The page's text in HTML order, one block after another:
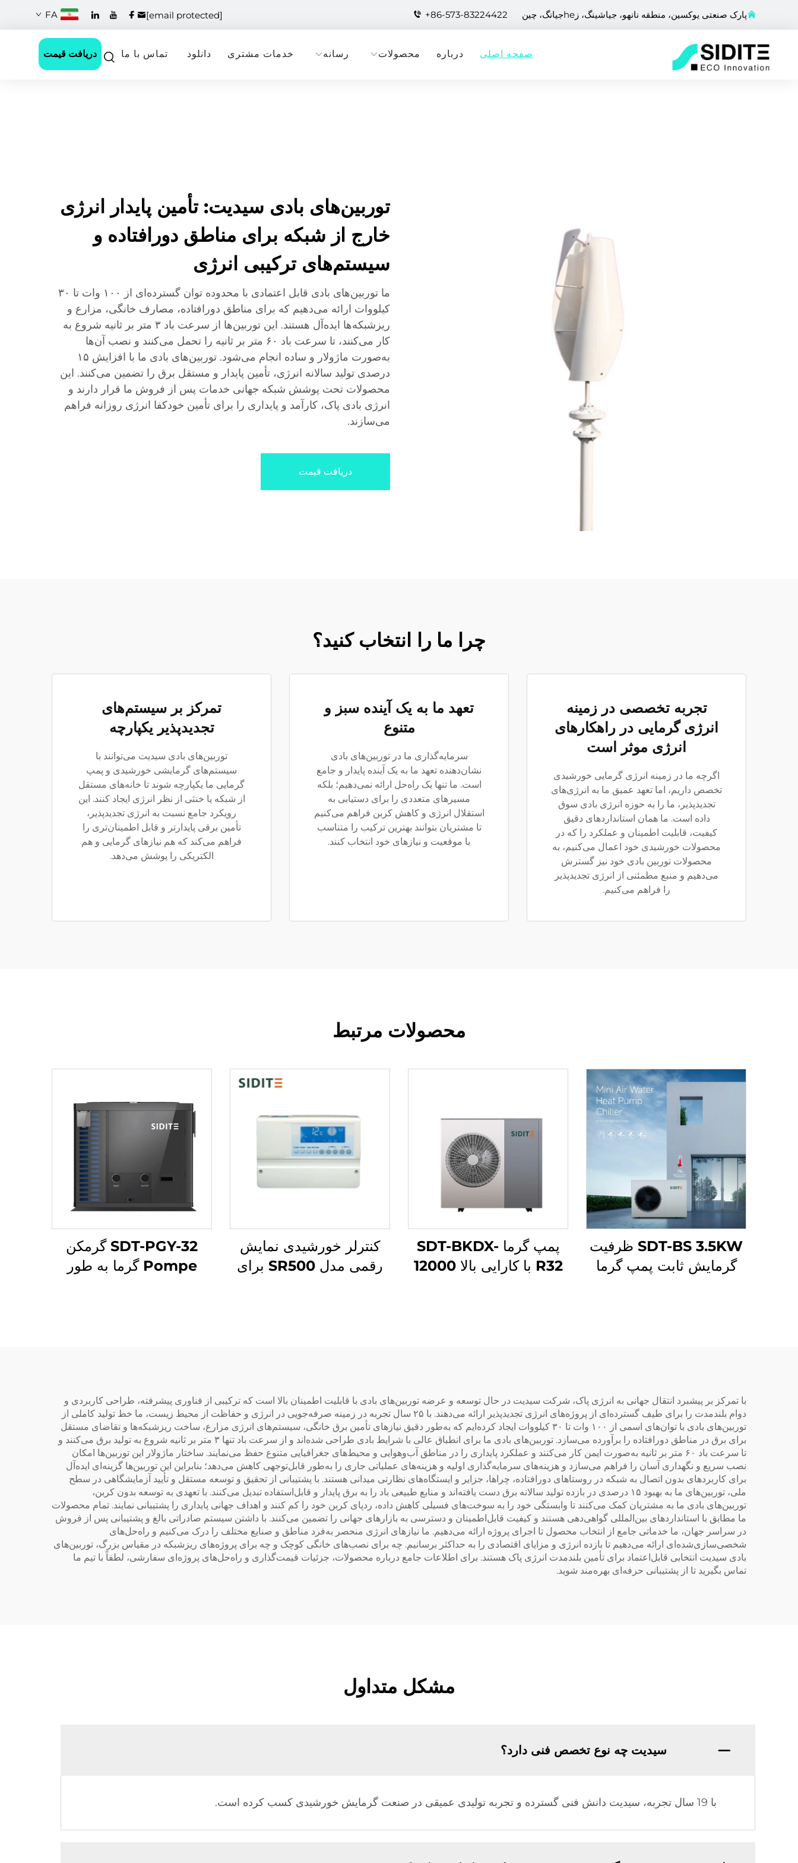
پارک صنعتی یوکسین، منطقه نانهو، جیاشینگ، زheجیانگ، چین +86-573-83224422
[email protected]
FA
صفحه اصلی درباره محصولات رسانه خدمات مشتری دانلود تماس با ما دریافت قیمت
توربین‌های بادی سیدیت: تأمین پایدار انرژی
خارج از شبکه برای مناطق دورافتاده و
سیستم‌های ترکیبی انرژی
ما توربین‌های بادی قابل اعتمادی با محدوده توان گسترده‌ای از ۱۰۰ وات تا ۳۰
کیلووات ارائه می‌دهیم که برای مناطق دورافتاده، مصارف خانگی، مزارع و
ریزشبکه‌ها ایده‌آل هستند. این توربین‌ها از سرعت باد ۳ متر بر ثانیه شروع به
کار می‌کنند، تا سرعت باد ۶۰ متر بر ثانیه را تحمل می‌کنند و نصب آن‌ها
به‌صورت ماژولار و ساده انجام می‌شود. توربین‌های بادی ما با افزایش ۱۵
درصدی تولید سالانه انرژی، تأمین پایدار و مستقل برق را تضمین می‌کنند. این
محصولات تحت پوشش شبکه جهانی خدمات پس از فروش ما قرار دارند و
انرژی بادی پاک، کارآمد و پایداری را برای تأمین خودکفا انرژی روزانه فراهم
می‌سازند.
دریافت قیمت
چرا ما را انتخاب کنید؟
تجربه تخصصی در زمینه
انرژی گرمایی در راهکارهای
انرژی موثر است
اگرچه ما در زمینه انرژی گرمایی خورشیدی
تخصص داریم، اما تعهد عمیق ما به انرژی‌های
تجدیدپذیر، ما را به حوزه انرژی بادی سوق
داده است. ما همان استانداردهای دقیق
کیفیت، قابلیت اطمینان و عملکرد را که در
محصولات خورشیدی خود اعمال می‌کنیم، به
محصولات توربین بادی خود نیز گسترش
می‌دهیم و منبع مطمئنی از انرژی تجدیدپذیر
را فراهم می‌کنیم.
تعهد ما به یک آینده سبز و
متنوع
سرمایه‌گذاری ما در توربین‌های بادی
نشان‌دهنده تعهد ما به یک آینده پایدار و جامع
است. ما تنها یک راه‌حل ارائه نمی‌دهیم؛ بلکه
مسیرهای متعددی را برای دستیابی به
استقلال انرژی و کاهش کربن فراهم می‌کنیم
تا مشتریان بتوانند بهترین ترکیب را متناسب
با موقعیت و نیازهای خود انتخاب کنند.
تمرکز بر سیستم‌های
تجدیدپذیر یکپارچه
توربین‌های بادی سیدیت می‌توانند با
سیستم‌های گرمایشی خورشیدی و پمپ
گرمایی ما یکپارچه شوند تا خانه‌های مستقل
از شبکه یا خنثی از نظر انرژی ایجاد کنند. این
رویکرد جامع نسبت به انرژی تجدیدپذیر،
تأمین برقی پایدارتر و قابل اطمینان‌تری را
فراهم می‌کند که هم نیازهای گرمایی و هم
الکتریکی را پوشش می‌دهد.
محصولات مرتبط
SDT-BS 3.5KW ظرفیت
گرمایش ثابت پمپ گرما
پمپ گرما SDT-BKDX-
R32 با کارایی بالا 12000
کنترلر خورشیدی نمایش
رقمی مدل SR500 برای
SDT-PGY-32 گرمکن
Pompe گرما به طور
با تمرکز بر پیشبرد انتقال جهانی به انرژی پاک، شرکت سیدیت در حال توسعه و عرضه توربین‌های بادی با قابلیت اطمینان بالا است که ترکیبی از فناوری پیشرفته، طراحی کاربردی و
دوام بلندمدت را برای طیف گسترده‌ای از پروژه‌های انرژی تجدیدپذیر ارائه می‌دهند. با ۲۵ سال تجربه در زمینه صرفه‌جویی در انرژی و حفاظت از محیط زیست، ما خط تولید کاملی از
توربین‌های بادی با توان‌های اسمی از ۱۰۰ وات تا ۳۰ کیلووات ایجاد کرده‌ایم که به‌طور دقیق نیازهای تأمین برق خانگی، سیستم‌های انرژی مزارع، ساخت ریزشبکه‌ها و تقاضای مستقل
برای برق در مناطق دورافتاده را برآورده می‌سازد. توربین‌های بادی ما برای انطباق عالی با شرایط بادی طراحی شده‌اند و از سرعت باد تنها ۳ متر بر ثانیه شروع به تولید برق می‌کنند و
تا سرعت باد ۶۰ متر بر ثانیه به‌صورت ایمن کار می‌کنند و عملکرد پایداری را در مناطق آب‌وهوایی و محیط‌های جغرافیایی متنوع حفظ می‌نمایند. ساختار ماژولار این توربین‌ها امکان
نصب سریع و نگهداری آسان را فراهم می‌سازد و هزینه‌های سرمایه‌گذاری اولیه و هزینه‌های عملیاتی جاری را به‌طور قابل‌توجهی کاهش می‌دهد؛ بنابراین این توربین‌ها گزینه‌ای ایده‌آل
برای کاربردهای بدون اتصال به شبکه در روستاهای دورافتاده، چراها، جزایر و ایستگاه‌های نظارتی میدانی هستند. با پشتیبانی از تحقیق و توسعه مستقل و تأیید آزمایشگاهی در سطح
ملی، توربین‌های ما به بهبود ۱۵ درصدی در بازده تولید سالانه برق دست یافته‌اند و منابع طبیعی باد را به برق پایدار و قابل‌استفاده تبدیل می‌کنند. با تعهدی به توسعه بدون کربن،
توربین‌های بادی ما به مشتریان کمک می‌کنند تا وابستگی خود را به سوخت‌های فسیلی کاهش داده، ردپای کربن خود را کم کنند و اهداف جهانی پایداری را پشتیبانی نمایند. تمام محصولات
ما مطابق با استانداردهای بین‌المللی گواهی‌دهی هستند و کیفیت قابل‌اطمینان و دسترسی به بازارهای جهانی را تضمین می‌کنند. با داشتن سیستم صادراتی بالغ و پشتیبانی پس از فروش
در سراسر جهان، ما خدماتی جامع از انتخاب محصول تا اجرای پروژه ارائه می‌دهیم. ما نیازهای انرژی منحصر به‌فرد مناطق و صنایع مختلف را درک می‌کنیم و راه‌حل‌های
شخصی‌سازی‌شده‌ای ارائه می‌دهیم تا بازده انرژی و مزایای اقتصادی را به حداکثر برسانیم. چه برای نصب‌های خانگی کوچک و چه برای پروژه‌های ریزشبکه در مقیاس بزرگ، توربین‌های
بادی سیدیت انتخابی قابل‌اعتماد برای تأمین بلندمدت انرژی پاک هستند. برای اطلاعات جامع درباره محصولات، جزئیات قیمت‌گذاری و راه‌حل‌های پروژه‌ای سفارشی، لطفاً با تیم ما
تماس بگیرید تا از پشتیبانی حرفه‌ای بهره‌مند شوید.
مشکل متداول
سیدیت چه نوع تخصص فنی دارد؟
با 19 سال تجربه، سیدیت دانش فنی گسترده و تجربه تولیدی عمیقی در صنعت گرمایش خورشیدی کسب کرده است.